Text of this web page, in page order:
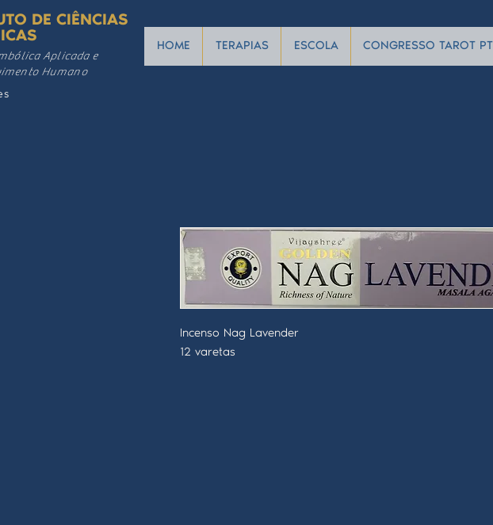
DE CIÊNCIAS
Aplicada e
Humano
HOME TERAPIAS ESCOLA CONGRESSO TAROT PT
Incenso Nag Lavender
12 varetas